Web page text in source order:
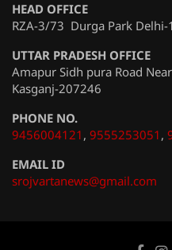
HEAD OFFICE
RZA-3/73 Durga Park Delhi-
UTTAR PRADESH OFFICE
Amapur Sidh pura Road
Kasganj-207246
PHONE NO.
9456004121 , 9555253051 ,
EMAIL ID
srojvartanews@gmail.com